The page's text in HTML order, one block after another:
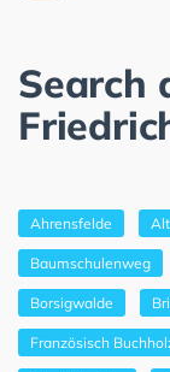
Search
Ahrensfelde
Baumschulenweg
Borsigwalde
Französisch